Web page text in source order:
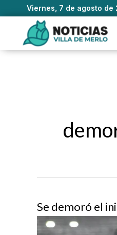
Viernes, 7 de agosto de
contenido
Se demoró el